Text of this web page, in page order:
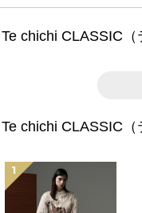
Te chichi CLASSIC
Te chichi CLASSIC
1